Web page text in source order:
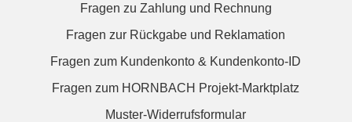
Fragen zu Zahlung und Rechnung
Fragen zur Rückgabe und Reklamation
Fragen zum Kundenkonto & Kundenkonto-ID
Fragen zum HORNBACH Projekt-Marktplatz
Muster-Widerrufsformular